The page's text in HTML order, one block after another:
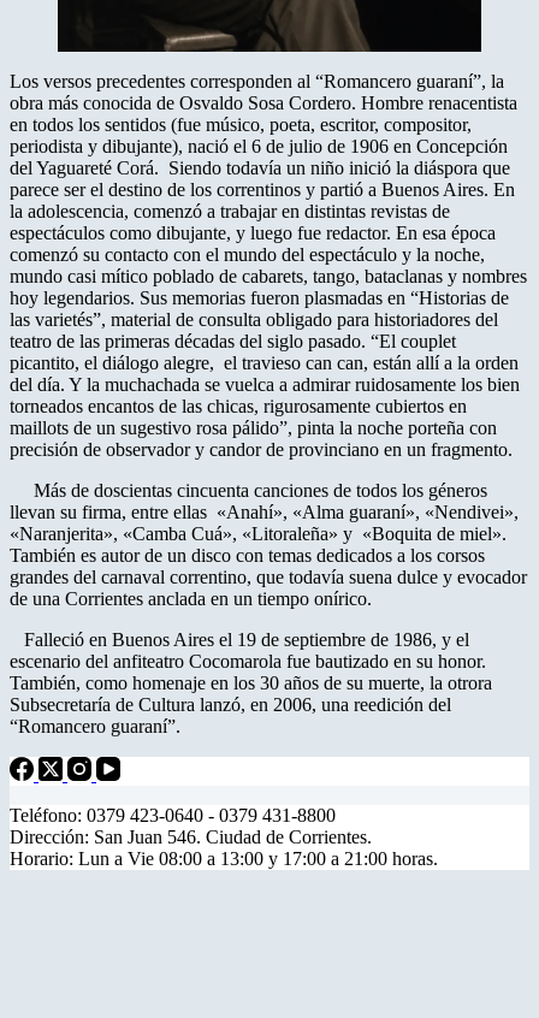
Los versos precedentes corresponden al “Romancero guaraní”, la
obra más conocida de Osvaldo Sosa Cordero. Hombre renacentista
en todos los sentidos (fue músico, poeta, escritor, compositor,
periodista y dibujante), nació el 6 de julio de 1906 en Concepción
del Yaguareté Corá. Siendo todavía un niño inició la diáspora que
parece ser el destino de los correntinos y partió a Buenos Aires. En
la adolescencia, comenzó a trabajar en distintas revistas de
espectáculos como dibujante, y luego fue redactor. En esa época
comenzó su contacto con el mundo del espectáculo y la noche,
mundo casi mítico poblado de cabarets, tango, bataclanas y nombres
hoy legendarios. Sus memorias fueron plasmadas en “Historias de
las varietés”, material de consulta obligado para historiadores del
teatro de las primeras décadas del siglo pasado. “El couplet
picantito, el diálogo alegre, el travieso can can, están allí a la orden
del día. Y la muchachada se vuelca a admirar ruidosamente los bien
torneados encantos de las chicas, rigurosamente cubiertos en
maillots de un sugestivo rosa pálido”, pinta la noche porteña con
precisión de observador y candor de provinciano en un fragmento.
Más de doscientas cincuenta canciones de todos los géneros
llevan su firma, entre ellas «Anahí», «Alma guaraní», «Nendivei»,
«Naranjerita», «Camba Cuá», «Litoraleña» y «Boquita de miel».
También es autor de un disco con temas dedicados a los corsos
grandes del carnaval correntino, que todavía suena dulce y evocador
de una Corrientes anclada en un tiempo onírico.
Falleció en Buenos Aires el 19 de septiembre de 1986, y el
escenario del anfiteatro Cocomarola fue bautizado en su honor.
También, como homenaje en los 30 años de su muerte, la otrora
Subsecretaría de Cultura lanzó, en 2006, una reedición del
“Romancero guaraní”.
Teléfono: 0379 423-0640 - 0379 431-8800
Dirección: San Juan 546. Ciudad de Corrientes.
Horario: Lun a Vie 08:00 a 13:00 y 17:00 a 21:00 horas.